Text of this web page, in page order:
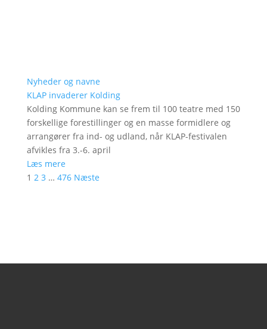
Nyheder og navne
KLAP invaderer Kolding
Kolding Kommune kan se frem til 100 teatre med 150
forskellige forestillinger og en masse formidlere og
arrangører fra ind- og udland, når KLAP-festivalen
afvikles fra 3.-6. april
Læs mere
1 2 3 … 476 Næste